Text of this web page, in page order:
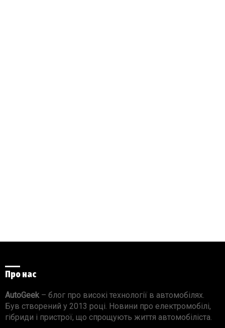
Про нас
AutoGeek – блог про високі технології в автомобілях.
Був створений у 2013 році. Новини про електромобілі,
гібриди і пристрої, що спрощують життя автомобіліста.